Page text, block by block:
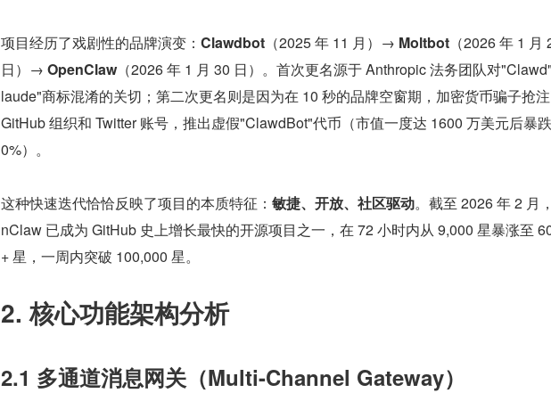
项目经历了戏剧性的品牌演变： Clawdbot （2025 年 11 月）→ Moltbot （2026 年 1 月
日）→ OpenClaw （2026 年 1 月 30 日）。首次更名源于 Anthropic 法务团队对
laude"商标混淆的关切；第二次更名则是因为在 10 秒的品牌空窗期，加密货币骗子抢
GitHub 组织和 Twitter 账号，推出虚假"ClawdBot"代币（市值一度达 1600 万美元后暴
0%）。
这种快速迭代恰恰反映了项目的本质特征： 敏捷、开放、社区驱动。截至 2026 年 2 月
nClaw 已成为 GitHub 史上增长最快的开源项目之一，在 72 小时内从 9,000 星暴涨至
+ 星，一周内突破 100,000 星。
2. 核心功能架构分析
2.1 多通道消息网关（Multi-Channel Gateway）